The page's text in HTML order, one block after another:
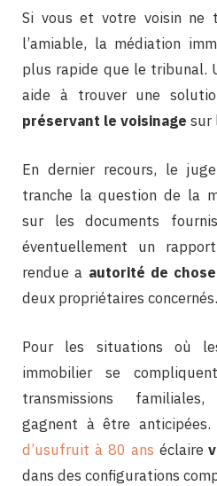
Si vous et votre voisin ne
l’amiable, la médiation
plus rapide que le tribunal.
aide à trouver une
préservant le voisinage sur
En dernier recours, le
tranche la question de la
sur les documents
éventuellement un
rendue a autorité de
deux propriétaires concernés.
Pour les situations où
immobilier se
transmissions
gagnent à être anticipées.
d’usufruit à 80 ans éclaire
dans des configurations